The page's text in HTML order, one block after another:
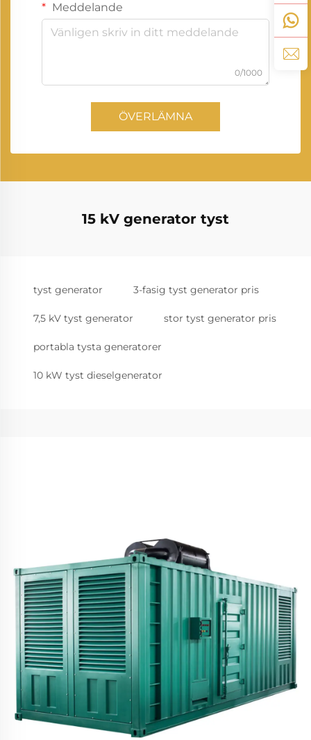
Meddelande
0/1000
ÖVERLÄMNA
15 kV generator tyst
tyst generator 3-fasig tyst generator pris
7,5 kV tyst generator stor tyst generator pris
portabla tysta generatorer
10 kW tyst dieselgenerator